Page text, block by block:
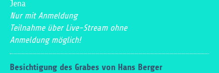
Jena
Nur mit Anmeldung
Teilnahme über Live-Stream ohne
Anmeldung möglich!
Besichtigung des Grabes von Hans Berger